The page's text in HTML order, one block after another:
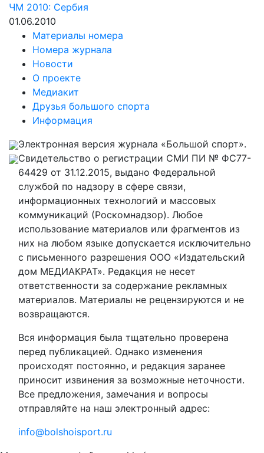
ЧМ 2010: Сербия
01.06.2010
Материалы номера
Номера журнала
Новости
О проекте
Медиакит
Друзья большого спорта
Информация
Электронная версия журнала «Большой спорт».
Свидетельство о регистрации СМИ ПИ № ФС77-
64429 от 31.12.2015, выдано Федеральной
службой по надзору в сфере связи,
информационных технологий и массовых
коммуникаций (Роскомнадзор). Любое
использование материалов или фрагментов из
них на любом языке допускается исключительно
с письменного разрешения ООО «Издательский
дом МЕДИАКРАТ». Редакция не несет
ответственности за содержание рекламных
материалов. Материалы не рецензируются и не
возвращаются.
Вся информация была тщательно проверена
перед публикацией. Однако изменения
происходят постоянно, и редакция заранее
приносит извинения за возможные неточности.
Все предложения, замечания и вопросы
отправляйте на наш электронный адрес:
info@bolshoisport.ru